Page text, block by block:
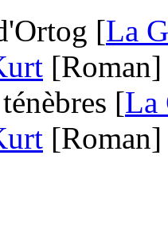
[La
[Roman]
[La
[Roman]